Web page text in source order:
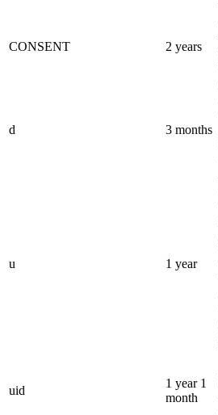
CONSENT 2 years
d 3 months
u 1 year
uid
1 year 1
month